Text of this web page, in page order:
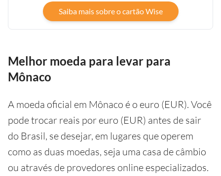
Saiba mais sobre o cartão Wise
Melhor moeda para levar para
Mônaco
A moeda oficial em Mônaco é o euro (EUR). Você
pode trocar reais por euro (EUR) antes de sair
do Brasil, se desejar, em lugares que operem
como as duas moedas, seja uma casa de câmbio
ou através de provedores online especializados.